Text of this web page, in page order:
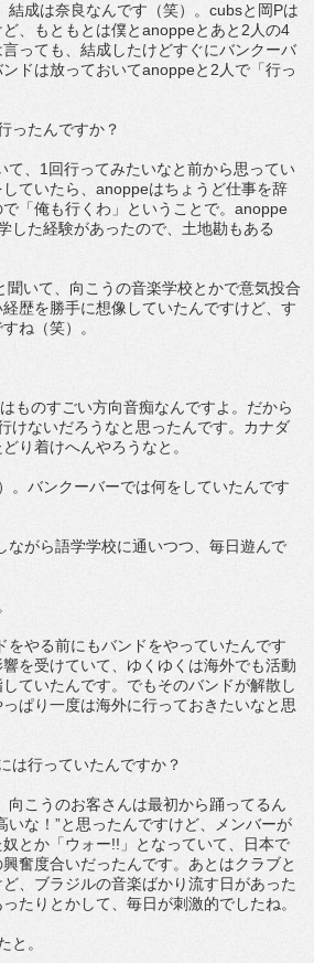
結成は奈良なんです（笑）。cubsと岡Pは
、もともとは僕とanoppeとあと2人の4
っても、結成したけどすぐにバンクーバ
ドは放っておいてanoppeと2人で「行っ
ったんですか？
て、1回行ってみたいなと前から思ってい
ていたら、anoppeはちょうど仕事を辞
「俺も行くわ」ということで。anoppe
した経験があったので、土地勘もある
聞いて、向こうの音楽学校とかで意気投合
歴を勝手に想像していたんですけど、す
ね（笑）。
ものすごい方向音痴なんですよ。だから
けないだろうなと思ったんです。カナダ
り着けへんやろうなと。
。バンクーバーでは何をしていたんです
ながら語学学校に通いつつ、毎日遊んで
をやる前にもバンドをやっていたんです
を受けていて、ゆくゆくは海外でも活動
ていたんです。でもそのバンドが解散し
ぱり一度は海外に行っておきたいなと思
は行っていたんですか？
向こうのお客さんは最初から踊ってるん
いな！”と思ったんですけど、メンバーが
とか「ウォー!!」となっていて、日本で
奮度合いだったんです。あとはクラブと
、ブラジルの音楽ばかり流す日があった
たりとかして、毎日が刺激的でしたね。
と。